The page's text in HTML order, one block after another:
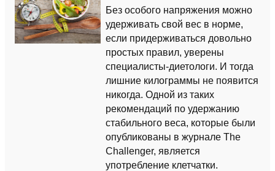
Без особого напряжения можно
удерживать свой вес в норме,
если придерживаться довольно
простых правил, уверены
специалисты-диетологи. И тогда
лишние килограммы не появится
никогда. Одной из таких
рекомендаций по удержанию
стабильного веса, которые были
опубликованы в журнале The
Challenger, является
употребление клетчатки.